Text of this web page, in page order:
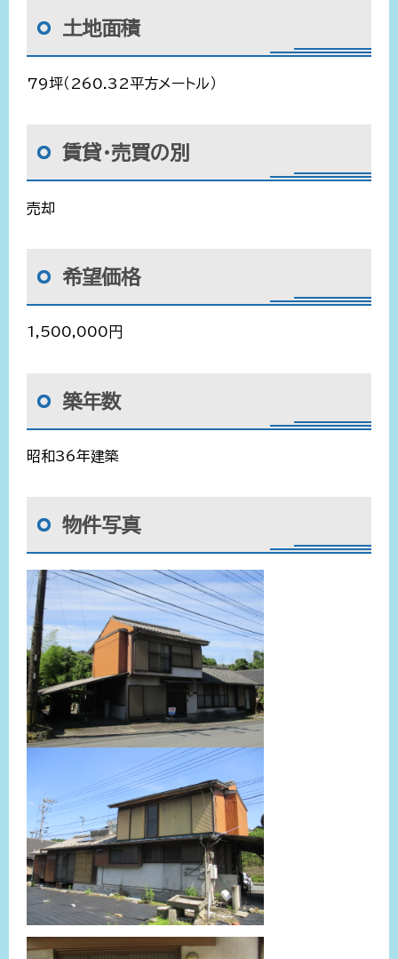
土地面積
79坪（260.32平方メートル）
賃貸・売買の別
売却
希望価格
1,500,000円
築年数
昭和36年建築
物件写真